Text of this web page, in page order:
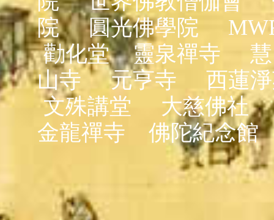
院
圓光佛學院
勸化堂
靈泉禪寺
山寺
元亨寺
西蓮
文殊講堂
大慈佛社
金龍禪寺
佛陀紀念館